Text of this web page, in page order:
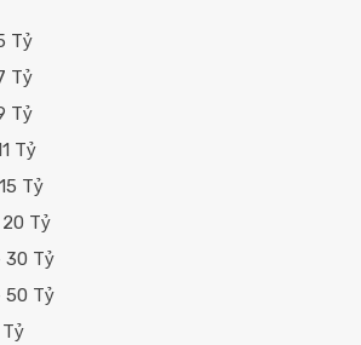
Tỷ
Tỷ
Tỷ
Tỷ
Tỷ
20 Tỷ
30 Tỷ
50 Tỷ
Tỷ